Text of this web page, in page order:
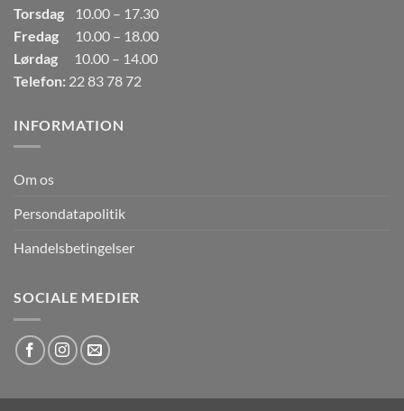
Torsdag
10.00 – 17.30
Fredag
10.00 – 18.00
Lørdag
10.00 – 14.00
Telefon: 22 83 78 72
INFORMATION
Om os
Persondatapolitik
Handelsbetingelser
SOCIALE MEDIER